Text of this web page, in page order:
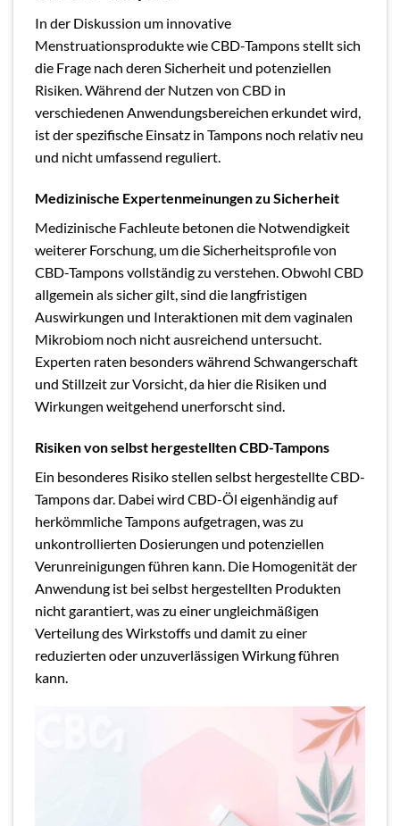
In der Diskussion um innovative
Menstruationsprodukte wie CBD-Tampons stellt sich
die Frage nach deren Sicherheit und potenziellen
Risiken. Während der Nutzen von CBD in
verschiedenen Anwendungsbereichen erkundet wird,
ist der spezifische Einsatz in Tampons noch relativ neu
und nicht umfassend reguliert.
Medizinische Expertenmeinungen zu Sicherheit
Medizinische Fachleute betonen die Notwendigkeit
weiterer Forschung, um die Sicherheitsprofile von
CBD-Tampons vollständig zu verstehen. Obwohl CBD
allgemein als sicher gilt, sind die langfristigen
Auswirkungen und Interaktionen mit dem vaginalen
Mikrobiom noch nicht ausreichend untersucht.
Experten raten besonders während Schwangerschaft
und Stillzeit zur Vorsicht, da hier die Risiken und
Wirkungen weitgehend unerforscht sind.
Risiken von selbst hergestellten CBD-Tampons
Ein besonderes Risiko stellen selbst hergestellte CBD-
Tampons dar. Dabei wird CBD-Öl eigenhändig auf
herkömmliche Tampons aufgetragen, was zu
unkontrollierten Dosierungen und potenziellen
Verunreinigungen führen kann. Die Homogenität der
Anwendung ist bei selbst hergestellten Produkten
nicht garantiert, was zu einer ungleichmäßigen
Verteilung des Wirkstoffs und damit zu einer
reduzierten oder unzuverlässigen Wirkung führen
kann.